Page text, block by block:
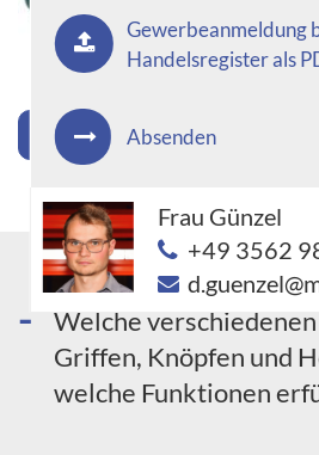
'Griffe, Knöpfe, Hebel'
Welche
Griffen, Knöpfen und
welche Funktionen
Gewerbeanmeldung
Handelsregister als
Absenden
Frau Günzel
+49 3562